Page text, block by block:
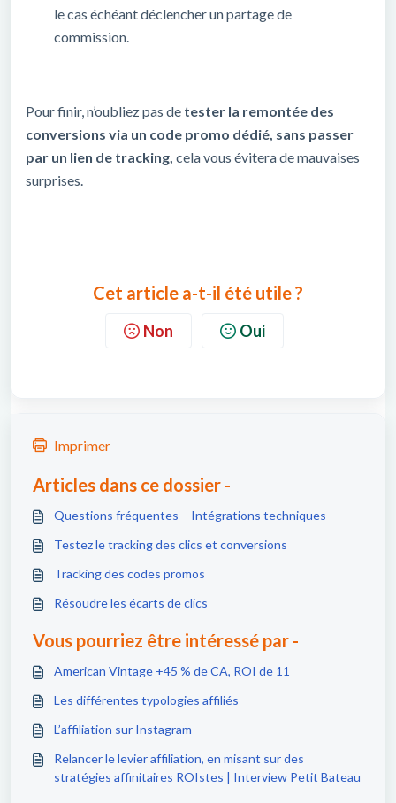
le cas échéant déclencher un partage de
commission.
Pour finir, n’oubliez pas de tester la remontée des
conversions via un code promo dédié, sans passer
par un lien de tracking, cela vous évitera de mauvaises
surprises.
Cet article a-t-il été utile ?
Non Oui
Imprimer
Articles dans ce dossier -
Questions fréquentes – Intégrations techniques
Testez le tracking des clics et conversions
Tracking des codes promos
Résoudre les écarts de clics
Vous pourriez être intéressé par -
American Vintage +45 % de CA, ROI de 11
Les différentes typologies affiliés
L’affiliation sur Instagram
Relancer le levier affiliation, en misant sur des
stratégies affinitaires ROIstes | Interview Petit Bateau